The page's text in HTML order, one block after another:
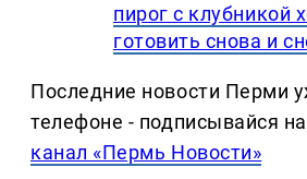
пирог с клубникой
готовить снова и
Последние новости Перми
телефоне - подписывайся на
канал «Пермь Новости»